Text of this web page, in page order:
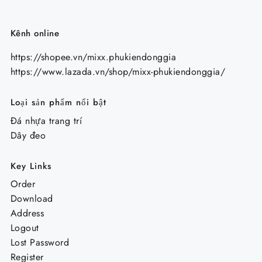
Kênh online
https://shopee.vn/mixx.phukiendonggia
https://www.lazada.vn/shop/mixx-phukiendonggia/
Loại sản phẩm nổi bật
Đá nhựa trang trí
Dây đeo
Key Links
Order
Download
Address
Logout
Lost Password
Register